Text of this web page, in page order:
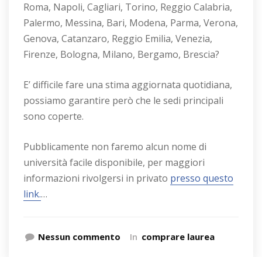
Roma, Napoli, Cagliari, Torino, Reggio Calabria,
Palermo, Messina, Bari, Modena, Parma, Verona,
Genova, Catanzaro, Reggio Emilia, Venezia,
Firenze, Bologna, Milano, Bergamo, Brescia?
E’ difficile fare una stima aggiornata quotidiana,
possiamo garantire però che le sedi principali
sono coperte.
Pubblicamente non faremo alcun nome di
università facile disponibile, per maggiori
informazioni rivolgersi in privato presso questo
link.…
Nessun commento In comprare laurea